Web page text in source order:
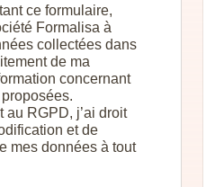
ce formulaire,
Formalisa à
collectées dans
de ma
concernant
au RGPD, j’ai droit
et de
mes données à tout